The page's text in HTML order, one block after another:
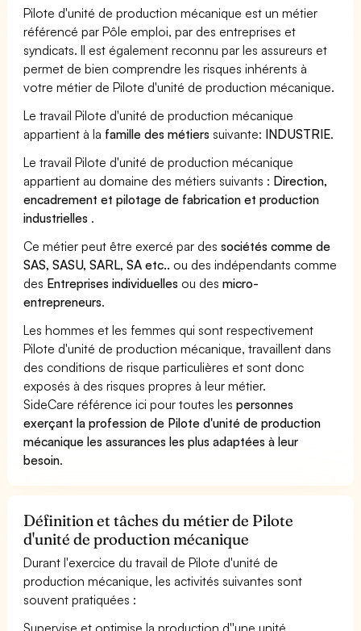
Pilote d'unité de production mécanique est un métier
référencé par Pôle emploi, par des entreprises et
syndicats. Il est également reconnu par les assureurs et
permet de bien comprendre les risques inhérents à
votre métier de Pilote d'unité de production mécanique.
Le travail Pilote d'unité de production mécanique
appartient à la famille des métiers suivante: INDUSTRIE.
Le travail Pilote d'unité de production mécanique
appartient au domaine des métiers suivants : Direction,
encadrement et pilotage de fabrication et production
industrielles .
Ce métier peut être exercé par dessociétés comme de
SAS, SASU, SARL, SA etc.. ou des indépendants comme
des Entreprises individuelles ou desmicro-
entrepreneurs.
Les hommes et les femmes qui sont respectivement
Pilote d'unité de production mécanique, travaillent dans
des conditions de risque particulières et sont donc
exposés à des risques propres à leur métier.
SideCare référence ici pour toutes lespersonnes
exerçant la profession de Pilote d'unité de production
mécanique les assurances les plus adaptées à leur
besoin.
Définition et tâches du métier de Pilote
d'unité de production mécanique
Durant l'exercice du travail de Pilote d'unité de
production mécanique, les activités suivantes sont
souvent pratiquées :
Supervise et optimise la production d''une unité